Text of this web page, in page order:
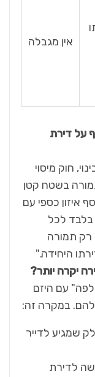
אין מגבלה
על דירת
תמ"א 38/2 ופינוי בינוי, חוק מיסוי
בשטח קטן
איזון כספי עם
בלבד לכל
רק תמורה
היחידה."
יקרה יותר?
עם היזם
להם. במקרה זה:
שמגיע לדייר
לדירת